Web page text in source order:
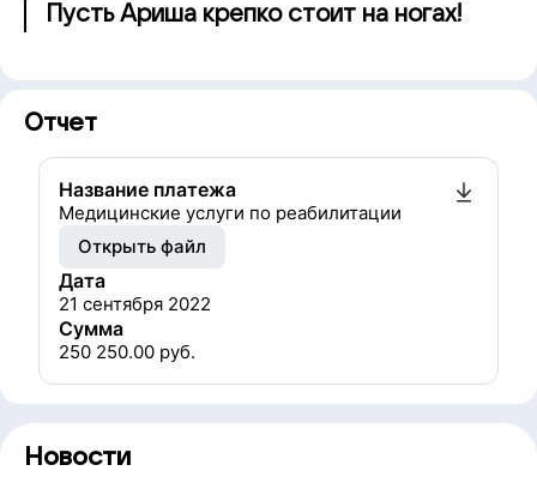
Пусть Ариша крепко стоит на ногах!
Отчет
Название платежа
Медицинские услуги по реабилитации
Открыть файл
Дата
21 сентября 2022
Сумма
250 250.00 руб.
Новости